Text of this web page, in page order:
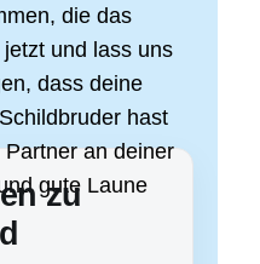
die das
und lass uns
dass deine
hast
an deiner
gute Laune
zu